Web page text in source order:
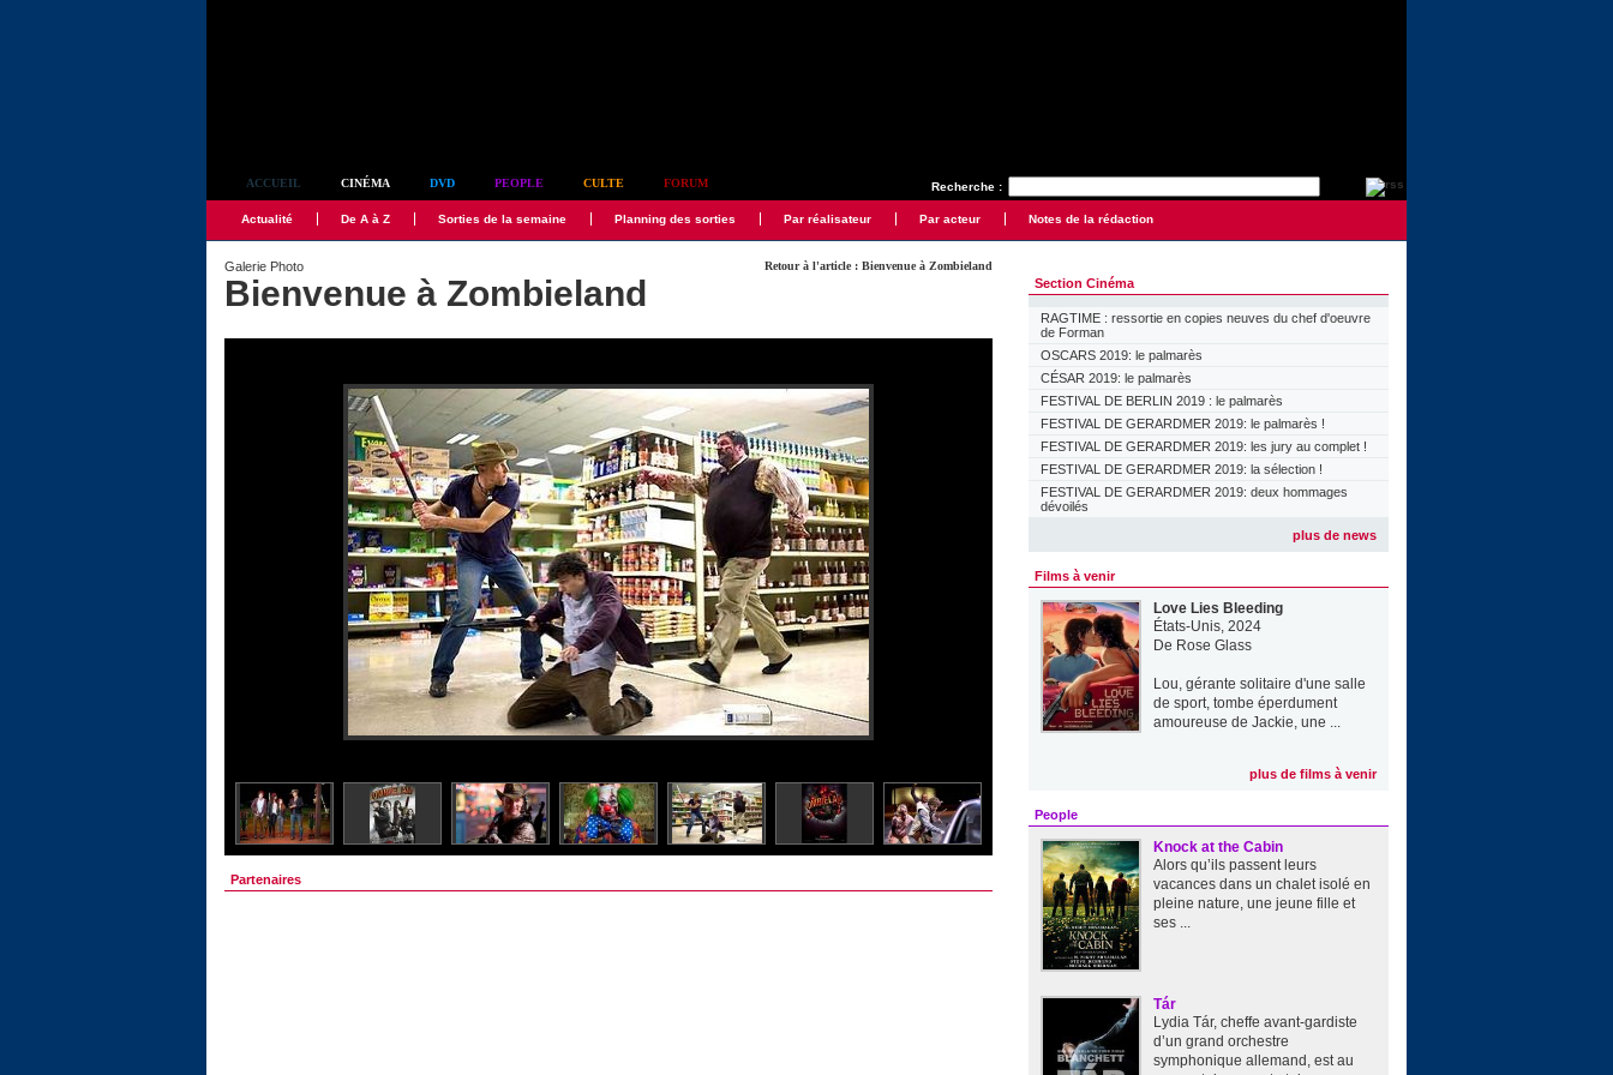
Recherche :
ACCUEIL CINÉMA DVD PEOPLE CULTE FORUM
Actualité De A à Z Sorties de la semaine Planning des sorties Par réalisateur Par acteur Notes de la rédaction
Retour à l'article : Bienvenue à Zombieland
Galerie Photo
Bienvenue à Zombieland
Partenaires
Section Cinéma
RAGTIME : ressortie en copies neuves du chef d'oeuvre
de Forman
OSCARS 2019: le palmarès
CÉSAR 2019: le palmarès
FESTIVAL DE BERLIN 2019 : le palmarès
FESTIVAL DE GERARDMER 2019: le palmarès !
FESTIVAL DE GERARDMER 2019: les jury au complet !
FESTIVAL DE GERARDMER 2019: la sélection !
FESTIVAL DE GERARDMER 2019: deux hommages
dévoilés
plus de news
Films à venir
Love Lies Bleeding
États-Unis, 2024
De Rose Glass
Lou, gérante solitaire d'une salle
de sport, tombe éperdument
amoureuse de Jackie, une ...
plus de films à venir
People
Knock at the Cabin
Alors qu’ils passent leurs
vacances dans un chalet isolé en
pleine nature, une jeune fille et
ses ...
Tár
Lydia Tár, cheffe avant-gardiste
d’un grand orchestre
symphonique allemand, est au